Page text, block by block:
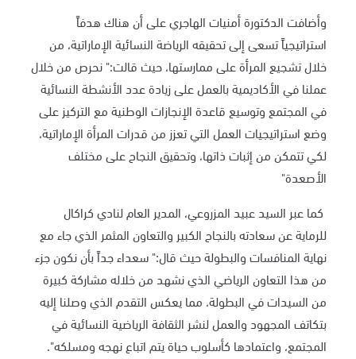
وأضافت الدكتورة أمنيات الهاجري على أن هناك هدفاً
استراتيجياً تسعى إلى تحقيقه الرياضة النسائية الإماراتية، من
خلال تشجيع المرأة على ممارستها، حيث قالت:" نحرص من خلال
عملنا في الأكاديمية بالعمل على زيادة عدد الأنشطة النسائية
في المجتمع وتوسيع قاعدة الإنجازات الوطنية مع التركيز على
وضع استراتيجيات العمل التي تعزز من قدرات المرأة الإماراتية،
لكي تتمكن من إثبات ذاتها، وتحقيق النجاح على مختلف
الأصعدة"
كما عبر السيد عبيد المزروعي، المدير العام لنادي كراكال
للرماية عن سعادته بالنجاح الكبير والتعاون المثمر الذي جاء مع
نهاية المنافسات والبطولة حيث قال:" سعداء جداً بأن نكون جزء
من هذا التعاون الرياضي الذي نشهد من خلاله مشاركة كبيرة
من السيدات في البطولة، مما يعكس التقدم الذي وصلنا إليه
بتكاتف المجهود والعمل لنشر الثقافة الرياضية النسائية في
المجتمع، واعتمادها كأسلوب حياة يتم اتباع نهجه ومسلكه".